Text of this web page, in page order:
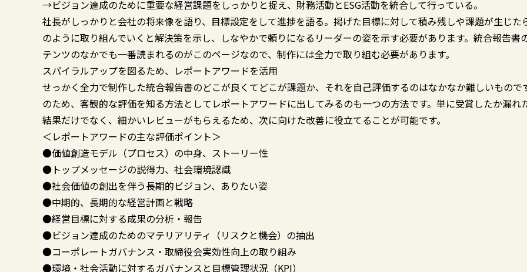
→ビジョン達成のために重要な経営課題をしっかりと捉え、財務活動とESG活動を統合して行っている。
社長がしっかりと会社の将来像を語り、目標設定をして進捗を語る。掲げた目標に対して積み残しや課題が生じた
のように取り組んでいくと解決策を示し、しなやかで頼りになるリーダーの姿を示す必要があります。統合報告書
テンツのなかでも一番読まれるのがこのページなので、制作には全力で取り組む必要があります。
スパイラルアップを図るため、レポートアワードを活用
せっかく全力で制作した統合報告書のどこが良くてどこが課題か、それを自己評価するのはなかなか難しいもので
のため、客観的な評価を知る方法としてレポートアワードに出してみるのも一つの方法です。単に受賞したか漏れ
結果だけでなく、細かいレビューがもらえるため、次に向けた改善に役立てることが可能です。
＜レポートアワードの主な評価ポイント＞
●価値創造モデル（プロセス）の中身、ストーリー性
●トップメッセージの説得力、社会環境認識
●社会価値の創出を伴う長期的ビジョン、ありたい姿
●中期的、長期的な経営計画と戦略
●経営目標に対する成果の分析・報告
●ビジョン達成のためのマテリアリティ（リスクと機会）の抽出
●コーポレートガバナンス・取締役会実効性向上の取り組み
●環境・社会活動に対するガバナンスと目標管理状況（KPI）